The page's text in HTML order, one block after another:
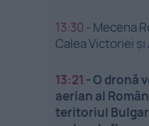
13:30 - Mecena
Calea Victoriei și
13:21 -O dronă
aerian al
teritoriul